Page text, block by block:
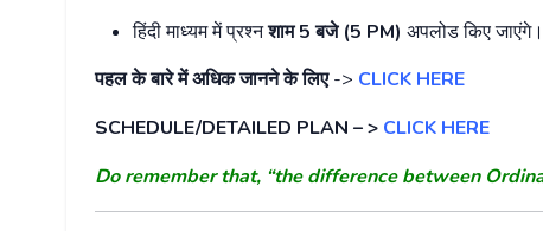
हिंदी माध्यम में प्रश्नशाम5बजे (5 PM) अपलोड किए जाएंगे।
पहल के बारे में अधिक जानने के लिए-> CLICK HERE
SCHEDULE/DETAILED PLAN – > CLICK HERE
Do remember that, “the difference between